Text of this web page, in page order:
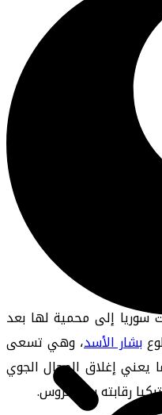
قد يغير
سوريا إلى محمية لها بعد
بشار الأسد، وهي تسعى
يعني إغلاق المجال الجوي
رقابته بدل الروس.